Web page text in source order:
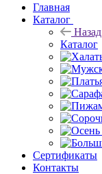
Главная
Каталог
Назад
Каталог
Сертификаты
Контакты